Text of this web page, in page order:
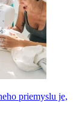
priemyslu je,